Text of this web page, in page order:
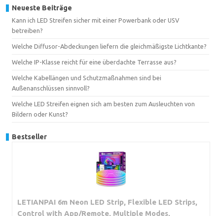
Neueste Beiträge
Kann ich LED Streifen sicher mit einer Powerbank oder USV
betreiben?
Welche Diffusor-Abdeckungen liefern die gleichmäßigste Lichtkante?
Welche IP-Klasse reicht für eine überdachte Terrasse aus?
Welche Kabellängen und Schutzmaßnahmen sind bei
Außenanschlüssen sinnvoll?
Welche LED Streifen eignen sich am besten zum Ausleuchten von
Bildern oder Kunst?
Bestseller
LETIANPAI 6m Neon LED Strip, Flexible LED Strips,
Control with App/Remote, Multiple Modes,